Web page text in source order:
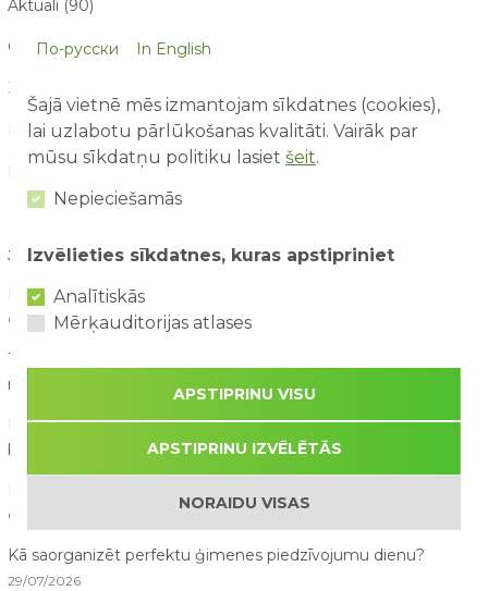
Aktuāli (90)
Galerija (11)
Jaunumi (160)
Konkursi (21)
Par mums raksta (21)
JAUNĀKIE RAKSTI
Ko bērni iemācās atrakciju parkā, paši to nemaz nepamanot?
09/08/2026
10 lietas, ko bērni pamana atrakciju parkā, bet pieaugušie
nepamana
Pirmā reize atrakciju parkā – ko sagaidīt vecākiem un
03/08/2026
02/08/2026
Kā saorganizēt perfektu ģimenes piedzīvojumu dienu?
29/07/2026
По-русски In English
Šajā vietnē mēs izmantojam sīkdatnes (cookies),
lai uzlabotu pārlūkošanas kvalitāti. Vairāk par
mūsu sīkdatņu politiku lasiet šeit.
Nepieciešamās
Izvēlieties sīkdatnes, kuras apstipriniet
Analītiskās
Mērķauditorijas atlases
APSTIPRINU VISU
APSTIPRINU IZVĒLĒTĀS
NORAIDU VISAS